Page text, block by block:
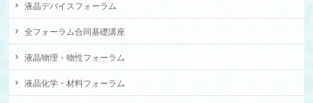
液晶デバイスフォーラム
全フォーラム合同基礎講座
液晶物理・物性フォーラム
液晶化学・材料フォーラム